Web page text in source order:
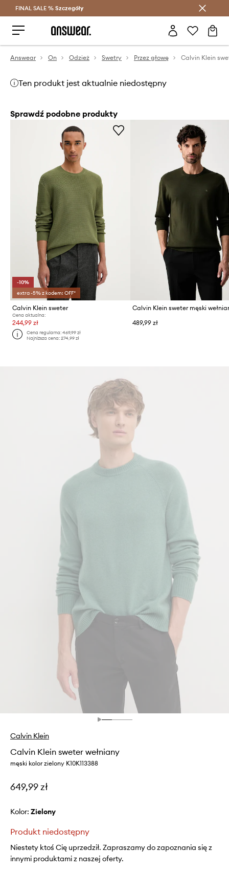
Oszczędzaj z Answear Club >
FINAL SALE % Szczegóły
Answear On Odzież Swetry Przez głowę Calvin Klein
Ten produkt jest aktualnie niedostępny
Sprawdź podobne produkty
-10%
extra -5% z kodem: OFF*
Calvin Klein sweter
Cena aktualna:
244,99 zł
Cena regularna:469,99 zł
Najniższa cena:274,99 zł
Calvin Klein sweter męski
489,99 zł
Calvin Klein
Calvin Klein sweter wełniany
męski kolor zielony K10K113388
649,99 zł
Kolor: zielony
Produkt niedostępny
Niestety ktoś Cię uprzedził. Zapraszamy do zapoznania się z
innymi produktami z naszej oferty.